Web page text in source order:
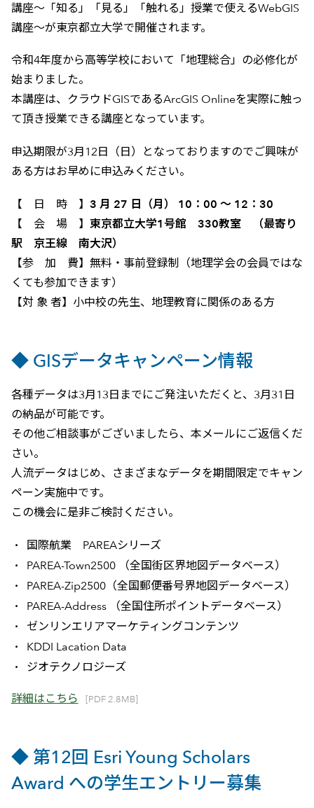
講座～「知る」「見る」「触れる」授業で使えるWebGIS
講座～が東京都立大学で開催されます。
令和4年度から高等学校において「地理総合」の必修化が
始まりました。
本講座は、クラウドGISであるArcGIS Onlineを実際に触っ
て頂き授業できる講座となっています。
申込期限が3月12日（日）となっておりますのでご興味が
ある方はお早めに申込みください。
【 日 時 】 3 月 27 日（月） 10：00 ～ 12：30
【 会 場 】 東京都立大学1号館 330教室 （最寄り
駅 京王線 南大沢）
【参 加 費】無料・事前登録制（地理学会の会員ではな
くても参加できます）
【対 象 者】小中校の先生、地理教育に関係のある方
◆ GISデータキャンペーン情報
各種データは3月13日までにご発注いただくと、3月31日
の納品が可能です。
その他ご相談事がございましたら、本メールにご返信くだ
さい。
人流データはじめ、さまざまなデータを期間限定でキャン
ペーン実施中です。
この機会に是非ご検討ください。
国際航業 PAREAシリーズ
PAREA-Town2500 （全国街区界地図データベース）
PAREA-Zip2500（全国郵便番号界地図データベース）
PAREA-Address （全国住所ポイントデータベース）
ゼンリンエリアマーケティングコンテンツ
KDDI Lacation Data
ジオテクノロジーズ
詳細はこちら [PDF 2.8MB]
◆ 第12回 Esri Young Scholars
Award への学生エントリー募集